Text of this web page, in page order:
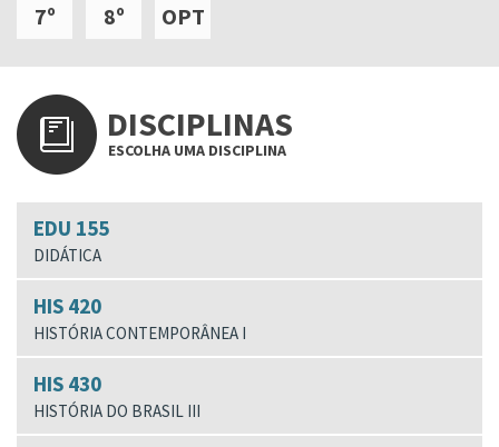
7º 8º OPT
DISCIPLINAS
ESCOLHA UMA DISCIPLINA
EDU 155
DIDÁTICA
HIS 420
HISTÓRIA CONTEMPORÂNEA I
HIS 430
HISTÓRIA DO BRASIL III